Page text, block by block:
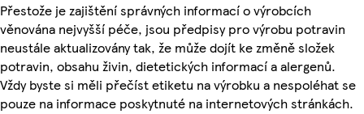
Přestože je zajištění správných informací o výrobcích
věnována nejvyšší péče, jsou předpisy pro výrobu potravin
neustále aktualizovány tak, že může dojít ke změně složek
potravin, obsahu živin, dietetických informací a alergenů.
Vždy byste si měli přečíst etiketu na výrobku a nespoléhat se
pouze na informace poskytnuté na internetových stránkách.